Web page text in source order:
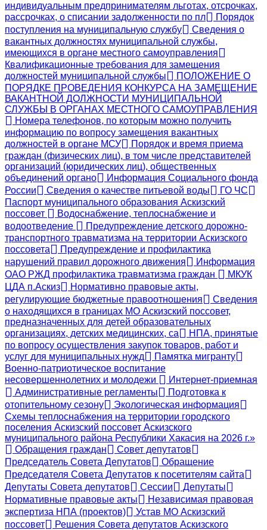
индивидуальным предпринимателям льготах, отсрочках,
рассрочках, о списании задолженности по пл
Порядок
поступления на муниципальную службу
Сведения о
вакантных должностях муниципальной службы,
имеющихся в органе местного самоуправления
Квалификационные требования для замещения
должностей муниципальной службы
ПОЛОЖЕНИЕ О
ПОРЯДКЕ ПРОВЕДЕНИЯ КОНКУРСА НА ЗАМЕЩЕНИЕ
ВАКАНТНОЙ ДОЛЖНОСТИ МУНИЦИПАЛЬНОЙ
СЛУЖБЫ В ОРГАНАХ МЕСТНОГО САМОУПРАВЛЕНИЯ
Номера телефонов, по которым можно получить
информацию по вопросу замещения вакантных
должностей в органе МСУ
Порядок и время приема
граждан (физических лиц), в том числе представителей
организаций (юридических лиц), общественных
объединений органо
Информация Социального фонда
России
Сведения о качестве питьевой воды
ГО ЧС
Паспорт муниципального образования Аскизский
поссовет
Водоснабжение, теплоснабжение и
водоотведение
Предупреждение детского дорожно-
транспортного травматизма на территории Аскизского
поссовета
Предупреждение и профилактика
нарушений правил дорожного движения
Информация
ОАО РЖД профилактика травматизма граждан
МКУК
ЦДА п.Аскиз
Нормативно правовые акты,
регулирующие бюджетные правоотношения
Сведения
о находящихся в границах МО Аскизский поссовет,
предназначенных для детей образовательных
организациях, детских медицинских, са
НПА, принятые
по вопросу осуществления закупок товаров, работ и
услуг для муниципальных нужд
Памятка мигранту
Военно-патриотическое воспитание
несовершеннолетних и молодежи
Интернет-приемная
Административные регламенты
Подготовка к
отопительному сезону
Экологическая информация
Схемы теплоснабжения на территории городского
поселения Аскизский поссовет Аскизского
муниципального района Республики Хакасия на 2026 г.»
Обращения граждан
Совет депутатов
Председатель Совета Депутатов
Обращение
Председателя Совета Депутатов к посетителям сайта
Депутаты Совета депутатов
Сессии
Депутаты
Нормативные правовые акты
Независимая правовая
экспертиза НПА (проектов)
Устав МО Аскизский
поссовет
Решения Совета депутатов Аскизского